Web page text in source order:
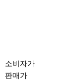
소비자가
판매가